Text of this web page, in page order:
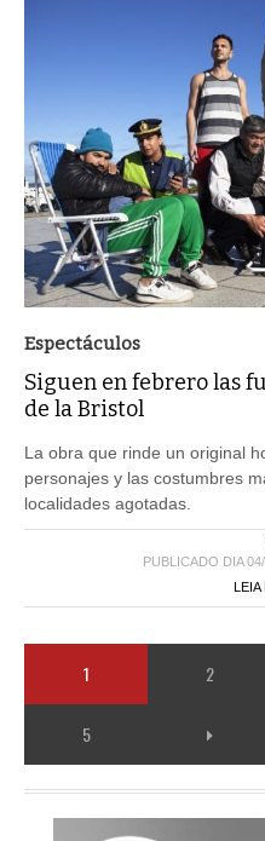
Espectáculos
Siguen en febrero las
de la Bristol
La obra que rinde un original
personajes y las costumbres
localidades agotadas.
PUBLICADO DIA
LEIA
1 2
5